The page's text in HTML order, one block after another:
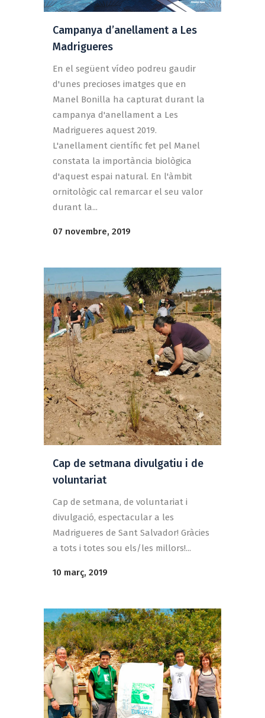
Campanya d’anellament a Les
Madrigueres
En el següent vídeo podreu gaudir
d'unes precioses imatges que en
Manel Bonilla ha capturat durant la
campanya d'anellament a Les
Madrigueres aquest 2019.
L'anellament científic fet pel Manel
constata la importància biològica
d'aquest espai natural. En l'àmbit
ornitològic cal remarcar el seu valor
durant la...
07 novembre, 2019
Cap de setmana divulgatiu i de
voluntariat
Cap de setmana, de voluntariat i
divulgació, espectacular a les
Madrigueres de Sant Salvador! Gràcies
a tots i totes sou els/les millors!...
10 març, 2019